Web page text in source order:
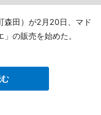
森田）が2月20日、マド
の販売を始めた。